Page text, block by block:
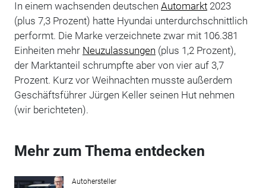
In einem wachsenden deutschen Automarkt2023
(plus 7,3 Prozent) hatte Hyundai unterdurchschnittlich
performt. Die Marke verzeichnete zwar mit 106.381
Einheiten mehr Neuzulassungen (plus 1,2 Prozent),
der Marktanteil schrumpfte aber von vier auf 3,7
Prozent. Kurz vor Weihnachten musste außerdem
Geschäftsführer Jürgen Keller seinen Hut nehmen
(wir berichteten).
Mehr zum Thema entdecken
Autohersteller